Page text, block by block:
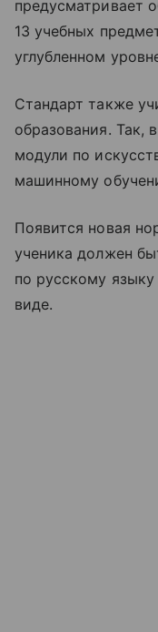
предусматривает
13 учебных
углубленном
Стандарт также
образования.​ Так,
модули по
машинному
Появится новая
ученика должен
по русскому
виде.